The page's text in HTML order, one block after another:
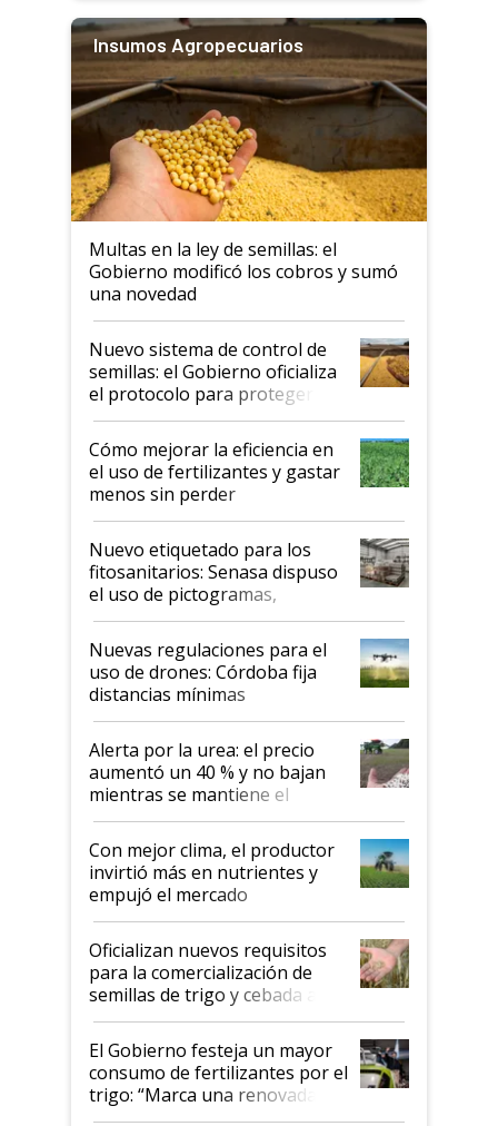
Insumos Agropecuarios
Multas en la ley de semillas: el
Gobierno modificó los cobros y sumó
una novedad
Nuevo sistema de control de
semillas: el Gobierno oficializa
el protocolo para proteger la
propiedad intelectual
Cómo mejorar la eficiencia en
el uso de fertilizantes y gastar
menos sin perder
productividad en la campaña
fina
Nuevo etiquetado para los
fitosanitarios: Senasa dispuso
el uso de pictogramas,
palabras de advertencia e
indicaciones
Nuevas regulaciones para el
uso de drones: Córdoba fija
distancias mínimas
Alerta por la urea: el precio
aumentó un 40 % y no bajan
mientras se mantiene el
conflicto en Medio Oriente
Con mejor clima, el productor
invirtió más en nutrientes y
empujó el mercado
Oficializan nuevos requisitos
para la comercialización de
semillas de trigo y cebada a
granel
El Gobierno festeja un mayor
consumo de fertilizantes por el
trigo: “Marca una renovada
confianza de los productores”